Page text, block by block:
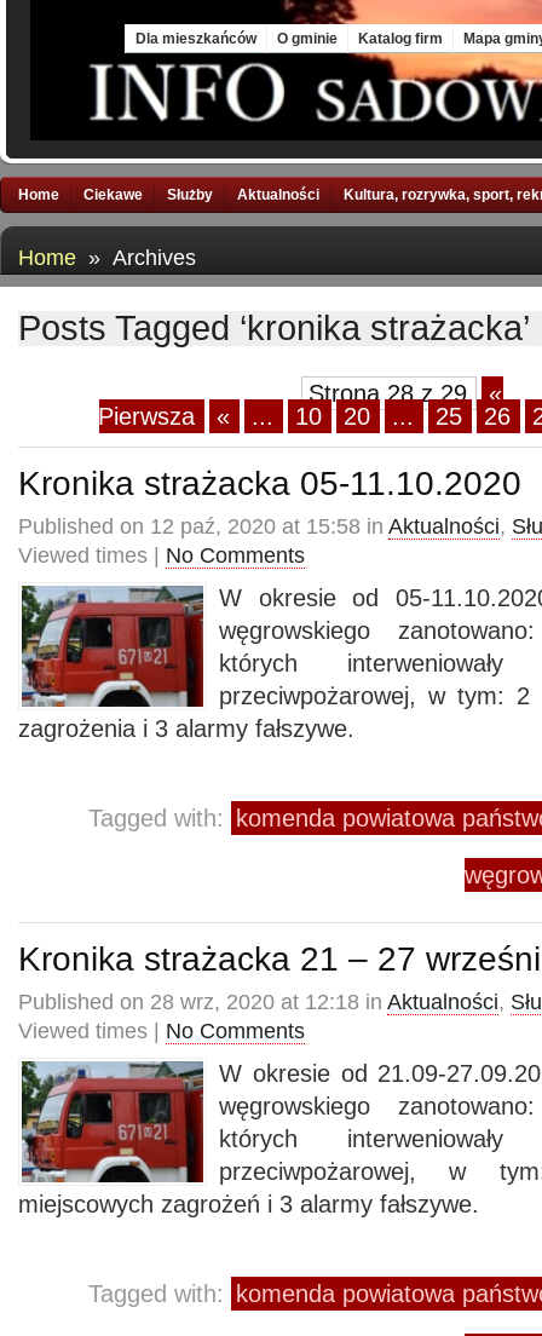
Dla mieszkańców O gminie Katalog firm Mapa
Home Ciekawe Służby Aktualności Kultura, rozrywka, sport,
Home » Archives
Posts Tagged ‘kronika strażacka’
Strona 28 z 29
«
Pierwsza
« ... 10 20 ... 25 26
Kronika strażacka 05-11.10.2020
Published on 12 paź, 2020 at 15:58 in Aktualności,
Viewed times | No Comments
W okresie od 05-
węgrowskiego
których
przeciwpożarowej, w tym: 2
zagrożenia i 3 alarmy fałszywe.
Tagged with: komenda powiatowa
Kronika strażacka 21 – 27
Published on 28 wrz, 2020 at 12:18 in Aktualności,
Viewed times | No Comments
W okresie od 21.09-
węgrowskiego
których
przeciwpożarowej, w
miejscowych zagrożeń i 3 alarmy fałszywe.
Tagged with: komenda powiatowa